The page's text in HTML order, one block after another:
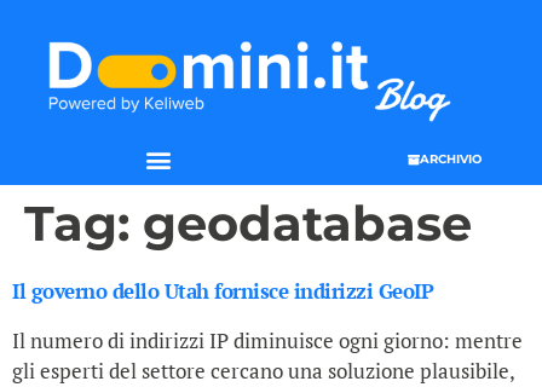
ARCHIVIO
Tag: geodatabase
Il governo dello Utah fornisce indirizzi GeoIP
Il numero di indirizzi IP diminuisce ogni giorno: mentre
gli esperti del settore cercano una soluzione plausibile,